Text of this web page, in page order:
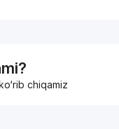
chiqamiz